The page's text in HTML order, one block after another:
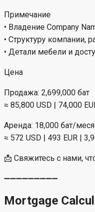
Примечание
• Владение Company
• Структуру компании,
• Детали мебели и
Цена
Продажа: 2,699,000 бат
≈ 85,800 USD | 74,000
Аренда: 18,000 бат/
≈ 572 USD | 493 EUR |
📩 Свяжитесь с нами,
➖➖➖➖➖➖➖➖➖
Mortgage